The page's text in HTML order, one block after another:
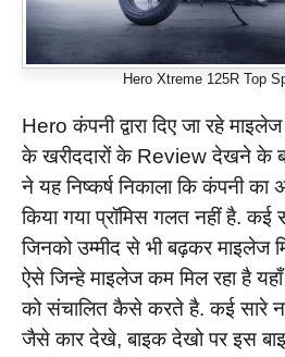
Hero Xtreme 125R Top
Hero कंपनी द्वारा दिए जा रहे
के खरीददारों के Review देखने के
ने यह निष्कर्ष निकाला कि कंपनी
किया गया प्रॉमिस गलत नहीं है. कई
जिनको उम्मीद से भी बढ़कर माइलेज
ऐसे जिन्हे माइलेज कम मिल रहा है
को संचालित कैसे करते है. कई सारे
जैसे कार देखे, बाइक देखो पर इस